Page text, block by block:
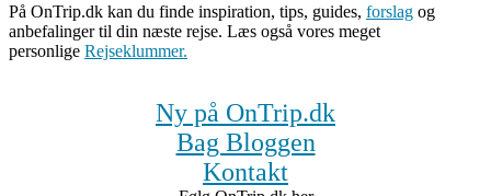
På OnTrip.dk kan du finde inspiration, tips, guides, forslag og
anbefalinger til din næste rejse. Læs også vores meget
personlige Rejseklummer.
Ny på OnTrip.dk
Bag Bloggen
Kontakt